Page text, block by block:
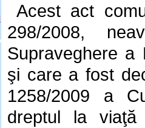
Acest act
298/2008,
Supraveghere a
şi care a fost
1258/2009 a
dreptul la